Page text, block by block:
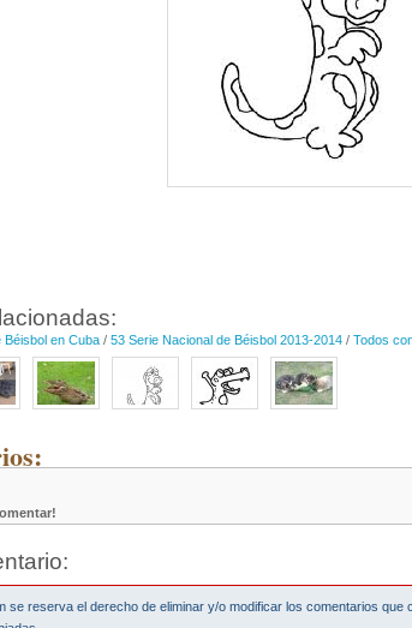
Béisbol en Cuba / 53 Serie Nacional de Béisbol 2013-2014 / Todos
se reserva el derecho de eliminar y/o modificar los comentarios que